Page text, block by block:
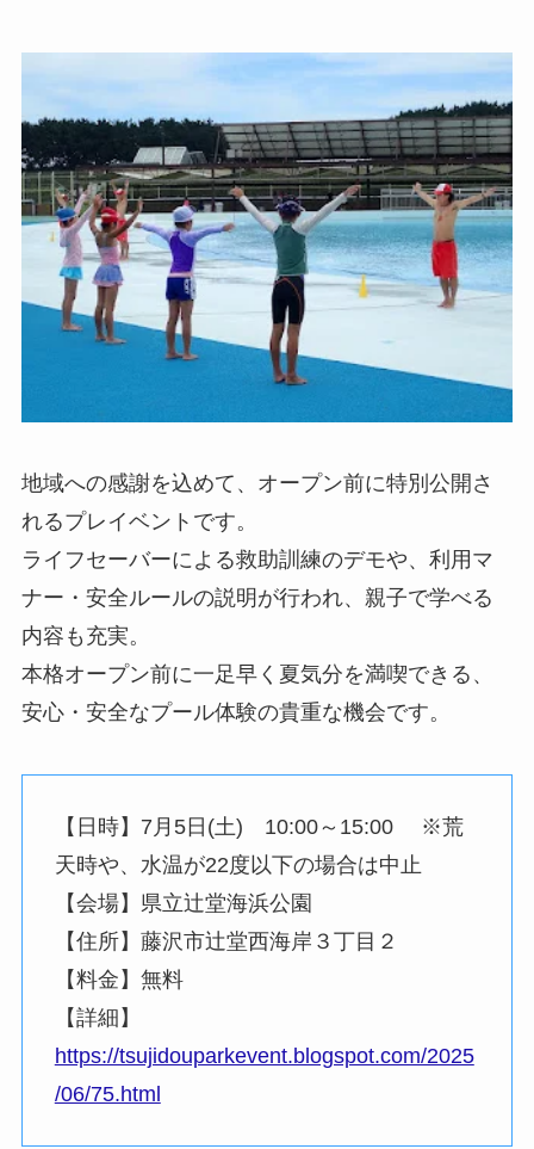
地域への感謝を込めて、オープン前に特別公開さ
れるプレイベントです。
ライフセーバーによる救助訓練のデモや、利用マ
ナー・安全ルールの説明が行われ、親子で学べる
内容も充実。
本格オープン前に一足早く夏気分を満喫できる、
安心・安全なプール体験の貴重な機会です。
【日時】7月5日(土) 10:00～15:00 ※荒
天時や、水温が22度以下の場合は中止
【会場】県立辻堂海浜公園
【住所】藤沢市辻堂西海岸３丁目２
【料金】無料
【詳細】
https://tsujidouparkevent.blogspot.com/2025
/06/75.html